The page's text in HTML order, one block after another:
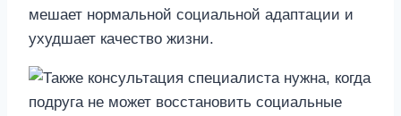
мешает нормальной социальной адаптации и
ухудшает качество жизни.